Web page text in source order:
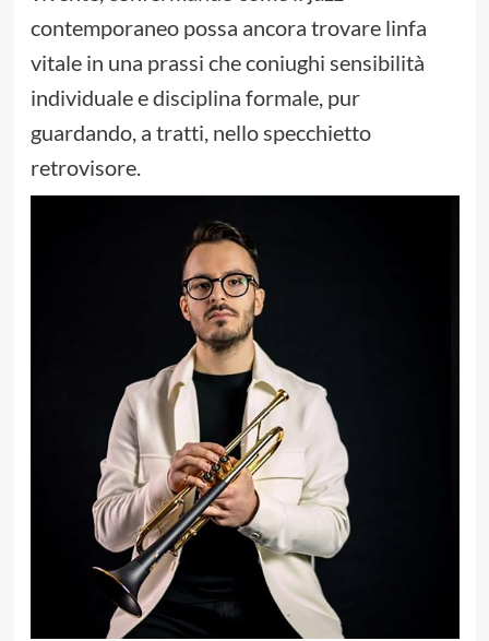
contemporaneo possa ancora trovare linfa
vitale in una prassi che coniughi sensibilità
individuale e disciplina formale, pur
guardando, a tratti, nello specchietto
retrovisore.